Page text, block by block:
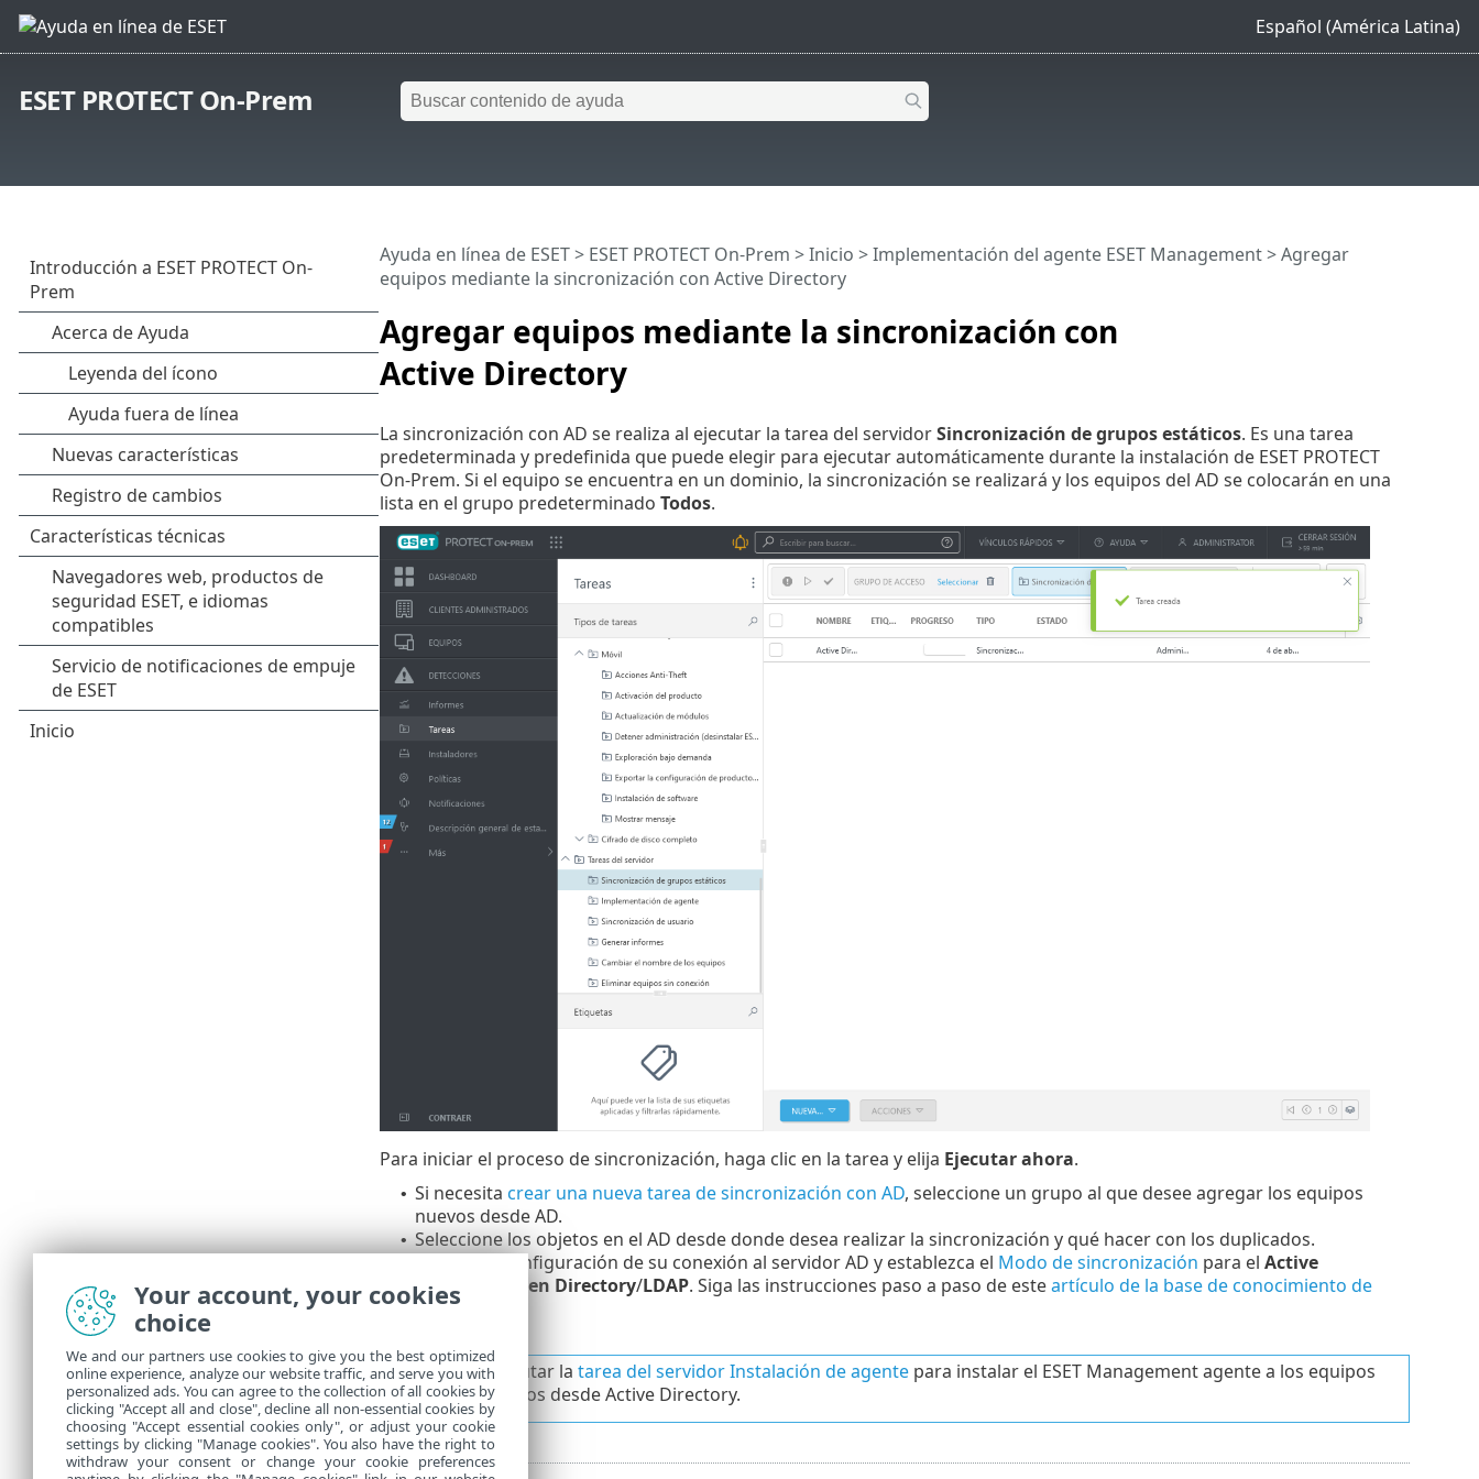
Español (América Latina)
ESET PROTECT On-Prem
Agregar equipos mediante la sincronización con
Active Directory
Ayuda en línea de ESET> ESET PROTECT On-Prem >Inicio >Implementación del agente ESET Management> Agregar
equipos mediante la sincronización con Active Directory
La sincronización con AD se realiza al ejecutar la tarea del servidorSincronización de grupos estáticos. Es una tarea
predeterminada y predefinida que puede elegir para ejecutar automáticamente durante la instalación de ESET PROTECT
On-Prem. Si el equipo se encuentra en un dominio, la sincronización se realizará y los equipos del AD se colocarán en una
lista en el grupo predeterminado Todos.
Para iniciar el proceso de sincronización, haga clic en la tarea y elija Ejecutar ahora.
• Si necesita crear una nueva tarea de sincronización con AD, seleccione un grupo al que desee agregar los equipos
nuevos desde AD.
• Seleccione los objetos en el AD desde donde desea realizar la sincronización y qué hacer con los duplicados.
Ingrese la configuración de su conexión al servidor AD y establezca el Modo de sincronización para el Active
Directory
Open Directory/LDAP. Siga las instrucciones paso a paso de esteartículo de la base de conocimiento de
ESET.
Puede ejecutar la tarea del servidor Instalación de agentepara instalar el ESET Management agente a los equipos
sincronizados desde Active Directory.
Your account, your cookies
choice
We and our partners use cookies to give you the best optimized
online experience, analyze our website traffic, and serve you with
personalized ads. You can agree to the collection of all cookies by
clicking "Accept all and close", decline all non-essential cookies by
choosing "Accept essential cookies only", or adjust your cookie
settings by clicking "Manage cookies". You also have the right to
withdraw your consent or change your cookie preferences